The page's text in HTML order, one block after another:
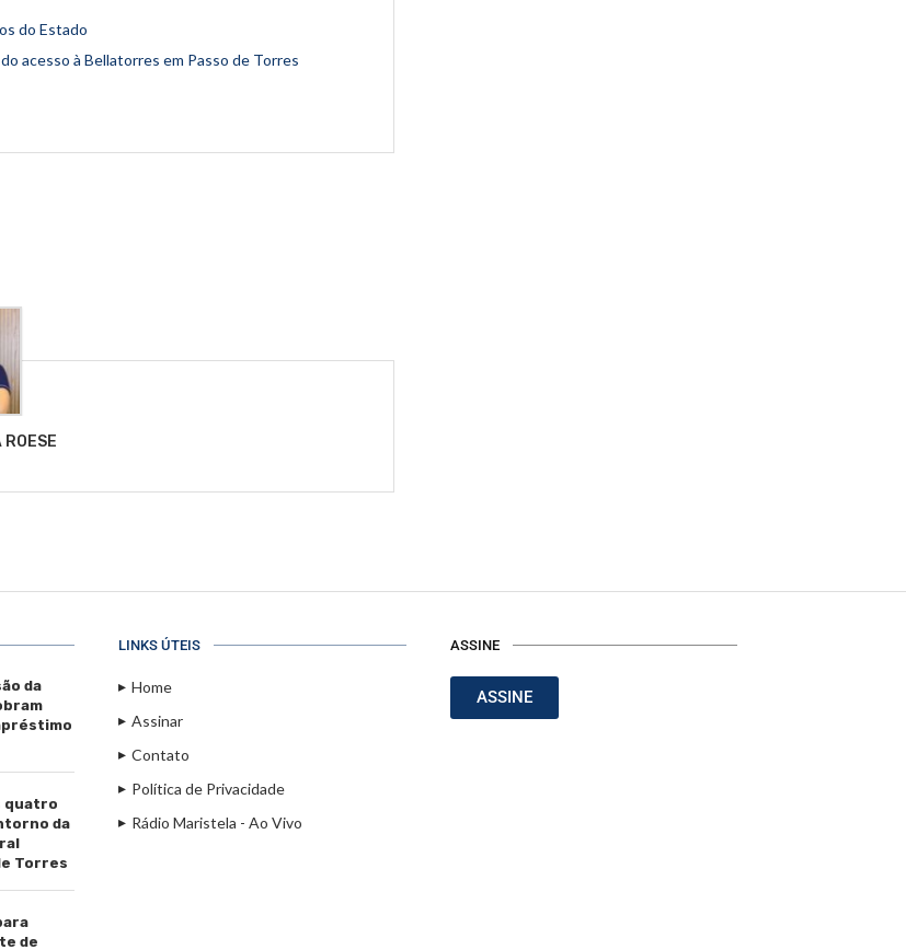
do Estado
acesso à Bellatorres em Passo de Torres
ROESE
da
quatro
da
Torres
de
LINKS ÚTEIS
Home
Assinar
Contato
Política de Privacidade
Rádio Maristela - Ao Vivo
ASSINE
ASSINE